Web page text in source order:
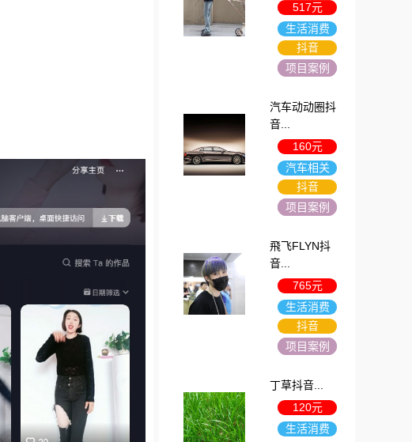
517元
生活消费
抖音
项目案例
汽车动动圈抖
音...
160元
汽车相关
抖音
项目案例
飛飞FLYN抖
音...
765元
生活消费
抖音
项目案例
丁草抖音...
120元
生活消费